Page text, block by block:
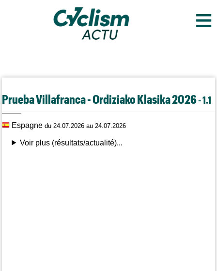
≡
Prueba Villafranca - Ordiziako Klasika 2026- 1.1
Espagnedu 24.07.2026 au 24.07.2026
Voir plus (résultats/actualité)...